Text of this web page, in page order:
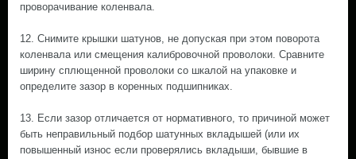
проворачивание коленвала.
12. Снимите крышки шатунов, не допуская при этом поворота
коленвала или смещения калибровочной проволоки. Сравните
ширину сплющенной проволоки со шкалой на упаковке и
определите зазор в коренных подшипниках.
13. Если зазор отличается от нормативного, то причиной может
быть неправильный подбор шатунных вкладышей (или их
повышенный износ если проверялись вкладыши, бывшие в